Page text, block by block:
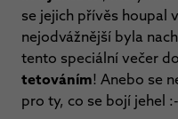
se jejich přívěs houpal
nejodvážnější byla
tento speciální večer
tetováním! Anebo se
pro ty, co se bojí jehel